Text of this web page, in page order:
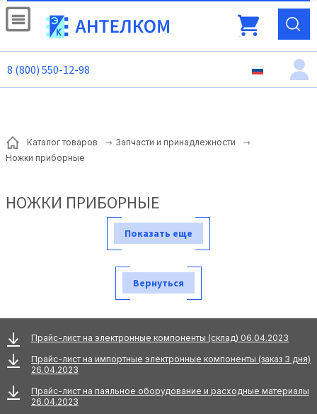
8 (800) 550-12-98
Каталог товаров
Запчасти и принадлежности
Ножки приборные
НОЖКИ ПРИБОРНЫЕ
Показать еще
Вернуться
Прайс-лист на электронные компоненты (склад) 06.04.2023
Прайс-лист на импортные электронные компоненты (заказ 3 дня)
26.04.2023
Прайс-лист на паяльное оборудование и расходные материалы
26.04.2023